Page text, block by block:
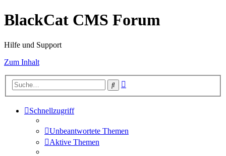
BlackCat CMS Forum
Hilfe und Support
Zum Inhalt
Suche
Schnellzugriff
Unbeantwortete Themen
Aktive Themen